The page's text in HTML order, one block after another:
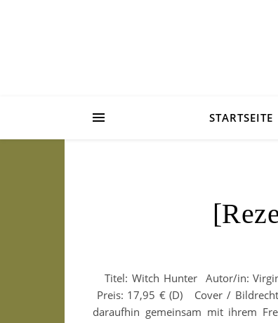
STARTSEITE
Titel: Witch Hunter Autor/in:
Preis: 17,95 € (D) Cover /
daraufhin gemeinsam mit ihrem